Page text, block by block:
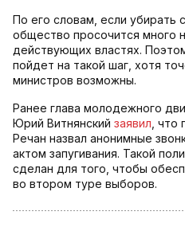
По его словам, если убирать
общество просочится много
действующих властях.
пойдет на такой шаг, хотя
министров возможны.
Ранее глава молодежного
Юрий Витнянский заявил ,
Речан назвал анонимные
актом запугивания. Такой
сделан для того, чтобы
во втором туре выборов.